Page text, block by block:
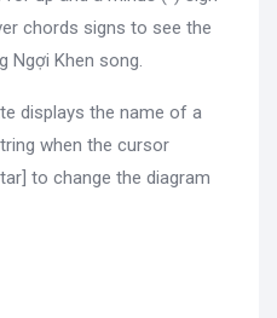
chords signs to see the
Ngợi Khen song.
displays the name of a
when the cursor
to change the diagram